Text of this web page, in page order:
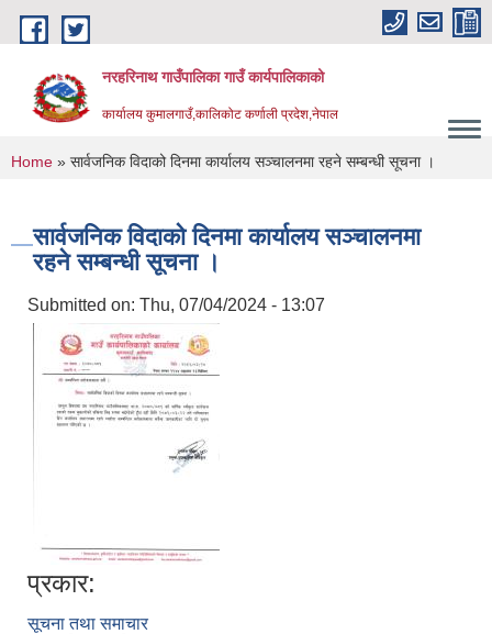
Skip to main content
नरहरिनाथ गाउँपालिका गाउँ कार्यपालिकाको
कार्यालय कुमालगाउँ,कालिकोट कर्णाली प्रदेश,नेपाल
You are here
Home » सार्वजनिक विदाको दिनमा कार्यालय सञ्चालनमा रहने सम्बन्धी सूचना ।
सार्वजनिक विदाको दिनमा कार्यालय सञ्चालनमा
रहने सम्बन्धी सूचना ।
Submitted on: Thu, 07/04/2024 - 13:07
प्रकार:
सूचना तथा समाचार